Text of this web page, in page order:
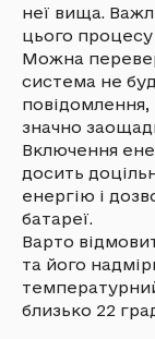
неї вища.
цього процесу
Можна
система не
значно
Включення
досить
енергію і
батареї.
Варто
та його
близько 22